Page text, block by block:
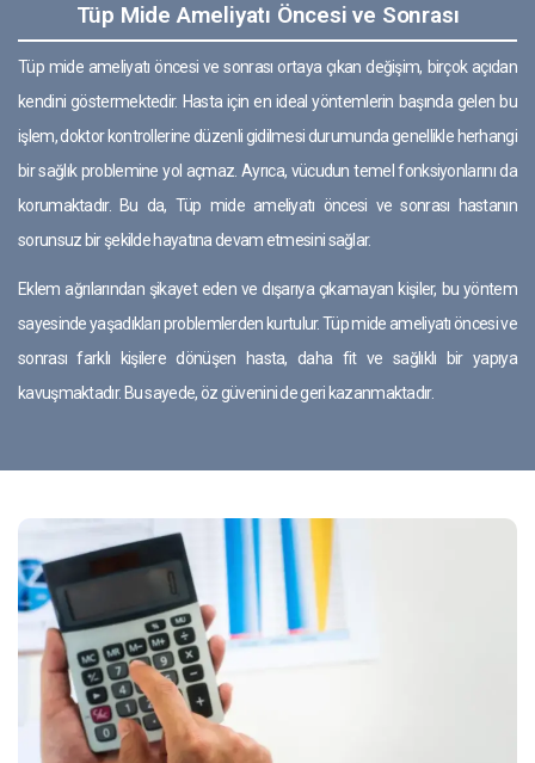
Tüp Mide Ameliyatı Öncesi ve Sonrası
Tüp mide ameliyatı öncesi ve sonrası ortaya çıkan değişim, birçok açıdan
kendini göstermektedir. Hasta için en ideal yöntemlerin başında gelen bu
işlem, doktor kontrollerine düzenli gidilmesi durumunda genellikle herhangi
bir sağlık problemine yol açmaz. Ayrıca, vücudun temel fonksiyonlarını da
korumaktadır. Bu da, Tüp mide ameliyatı öncesi ve sonrası hastanın
sorunsuz bir şekilde hayatına devam etmesini sağlar.
Eklem ağrılarından şikayet eden ve dışarıya çıkamayan kişiler, bu yöntem
sayesinde yaşadıkları problemlerden kurtulur. Tüp mide ameliyatı öncesi ve
sonrası farklı kişilere dönüşen hasta, daha fit ve sağlıklı bir yapıya
kavuşmaktadır. Bu sayede, öz güvenini de geri kazanmaktadır.